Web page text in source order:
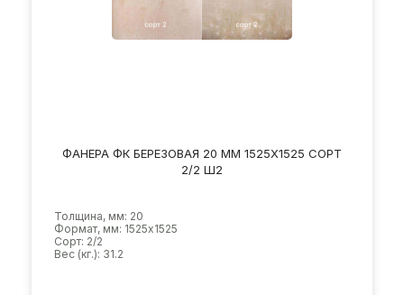
ФАНЕРА ФК БЕРЕЗОВАЯ 20 ММ 1525Х1525 СОРТ
2/2 Ш2
Толщина, мм: 20
Формат, мм: 1525х1525
Сорт: 2/2
Вес (кг.): 31.2